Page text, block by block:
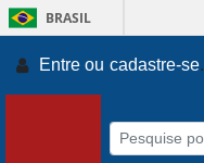
BRASIL
Entre ou cadastre-se.